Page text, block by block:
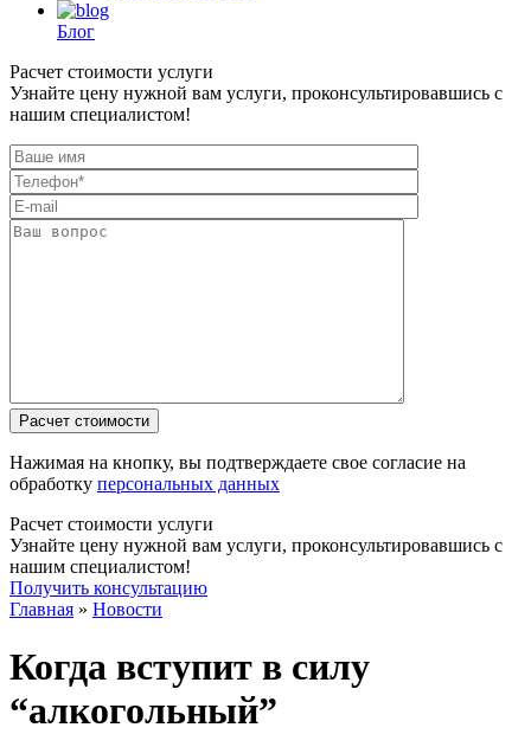
Блог
Расчет стоимости услуги
Узнайте цену нужной вам услуги, проконсультировавшись с
нашим специалистом!
Нажимая на кнопку, вы подтверждаете свое согласие на
обработку персональных данных
Расчет стоимости услуги
Узнайте цену нужной вам услуги, проконсультировавшись с
нашим специалистом!
Получить консультацию
Главная » Новости
Когда вступит в силу
“алкогольный”